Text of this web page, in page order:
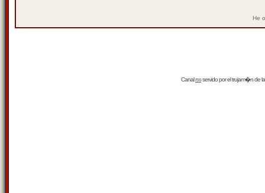
He
Canalrssservido por eltrujam�nde